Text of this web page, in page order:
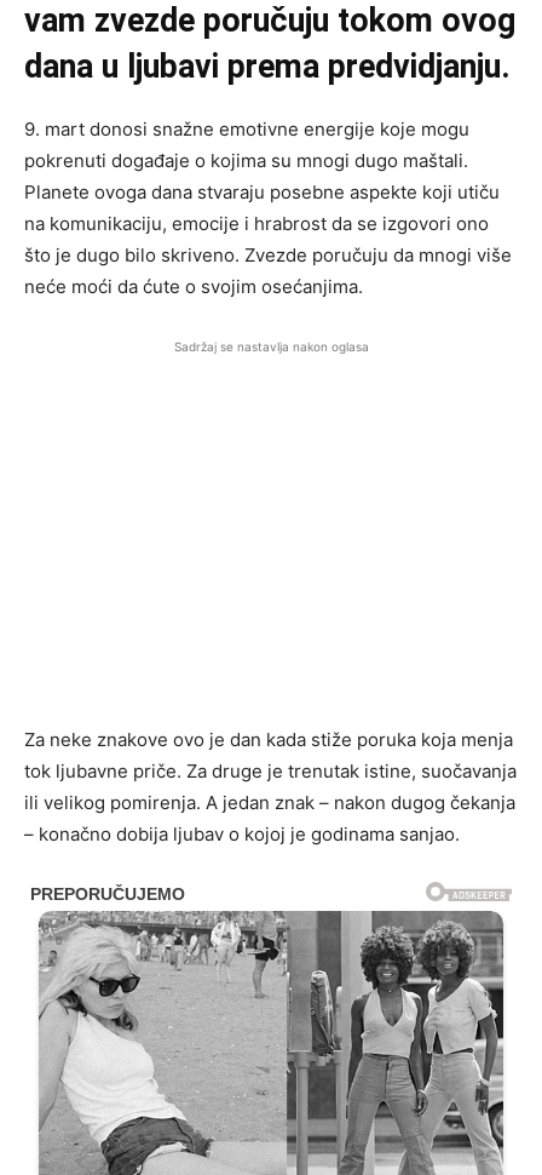
vam zvezde poručuju tokom ovog
dana u ljubavi prema predvidjanju.
9. mart donosi snažne emotivne energije koje mogu
pokrenuti događaje o kojima su mnogi dugo maštali.
Planete ovoga dana stvaraju posebne aspekte koji utiču
na komunikaciju, emocije i hrabrost da se izgovori ono
što je dugo bilo skriveno. Zvezde poručuju da mnogi više
neće moći da ćute o svojim osećanjima.
Sadržaj se nastavlja nakon oglasa
Za neke znakove ovo je dan kada stiže poruka koja menja
tok ljubavne priče. Za druge je trenutak istine, suočavanja
ili velikog pomirenja. A jedan znak – nakon dugog čekanja
– konačno dobija ljubav o kojoj je godinama sanjao.